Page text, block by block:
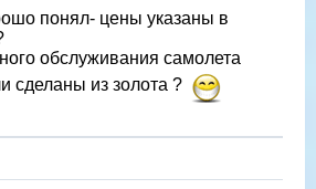
понял- цены указаны в
обслуживания самолета
из золота ?